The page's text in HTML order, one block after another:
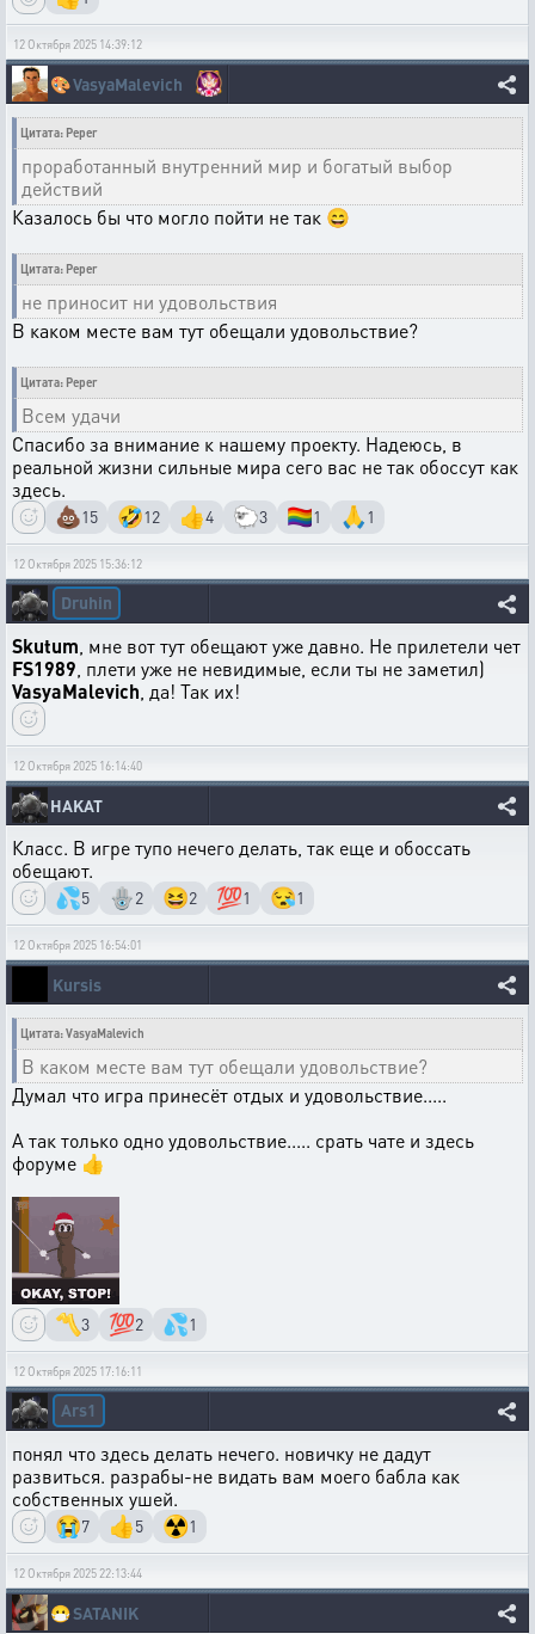
12 Октября 2025 14:39:12
🎨VasyaMalevich
Цитата: Peper
проработанный внутренний мир и богатый выбор
действий
Казалось бы что могло пойти не так 😄
Цитата: Peper
не приносит ни удовольствия
В каком месте вам тут обещали удовольствие?
Цитата: Peper
Всем удачи
Спасибо за внимание к нашему проекту. Надеюсь, в
реальной жизни сильные мира сего вас не так обоссут как
здесь.
💩15 🤣12 👍4 🐑3 🏳️‍🌈1 🙏1
12 Октября 2025 15:36:12
Druhin
Skutum , мне вот тут обещают уже давно. Не прилетели чет
FS1989 , плети уже не невидимые, если ты не заметил)
VasyaMalevich , да! Так их!
12 Октября 2025 16:14:40
HAKAT
Класс. В игре тупо нечего делать, так еще и обоссать
обещают.
💦5 🪬2 😆2 💯1 😪1
12 Октября 2025 16:54:01
Kursis
Цитата: VasyaMalevich
В каком месте вам тут обещали удовольствие?
Думал что игра принесёт отдых и удовольствие.....
А так только одно удовольствие..... срать чате и здесь
форуме 👍
〽️3 💯2 💦1
12 Октября 2025 17:16:11
Ars1
понял что здесь делать нечего. новичку не дадут
развиться. разрабы-не видать вам моего бабла как
собственных ушей.
😭7 👍5 ☢️1
12 Октября 2025 22:13:44
😷SATANIK